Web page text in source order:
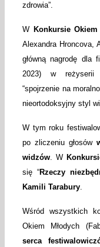
zdrowia”.
W Konkursie
Alexandra Hroncova,
główną nagrodę dla
2023) w reżyserii
“spojrzenie na
nieortodoksyjny styl
W tym roku
po zliczeniu głosów
widzów. W
się “Rzeczy
Kamili Tarabury.
Wśród wszystkich
Okiem Młodych
serca